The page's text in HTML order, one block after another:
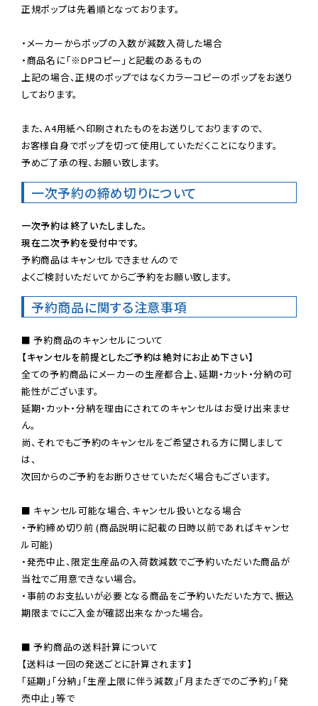
正規ポップは先着順となっております。
・メーカーからポップの入数が減数入荷した場合
・商品名に「※DPコピー」と記載のあるもの
上記の場合、正規のポップではなくカラーコピーのポップをお送り
しております。
また、A4用紙へ印刷されたものをお送りしておりますので、
お客様自身でポップを切って使用していただくことになります。
予めご了承の程、お願い致します。
一次予約の締め切りについて
一次予約は終了いたしました。
現在二次予約を受付中です。
予約商品はキャンセルできませんので
よくご検討いただいてからご予約をお願い致します。
予約商品に関する注意事項
【キャンセルを前提としたご予約は絶対にお止め下さい】
全ての予約商品にメーカーの生産都合上、延期・カット・分納の可
能性がございます。
延期・カット・分納を理由にされてのキャンセルはお受け出来ませ
ん。
尚、それでもご予約のキャンセルをご希望される方に関しまして
は、
次回からのご予約をお断りさせていただく場合もございます。
■ キャンセル可能な場合、キャンセル扱いとなる場合
・予約締め切り前 (商品説明に記載の日時以前であればキャンセ
ル可能)
・発売中止、限定生産品の入荷数減数でご予約いただいた商品が
当社でご用意できない場合。
・事前のお支払いが必要となる商品をご予約いただいた方で、振込
期限までにご入金が確認出来なかった場合。
■ 予約商品の送料計算について
【送料は一回の発送ごとに計算されます】
「延期」「分納」「生産上限に伴う減数」「月またぎでのご予約」「発
売中止」等で